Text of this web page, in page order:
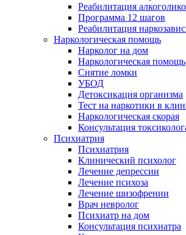
Реабилитация
Программа 12 шагов
Реабилитация
Наркологическая помощь
Нарколог на дом
Наркологическая помощь
Снятие ломки
УБОД
Детоксикация организма
Тест на наркотики в
Наркологическая скорая
Консультация
Психиатрия
Психиатрия
Клинический психолог
Лечение депрессии
Лечение психоза
Лечение шизофрении
Врач невролог
Психиатр на дом
Консультация психиатра